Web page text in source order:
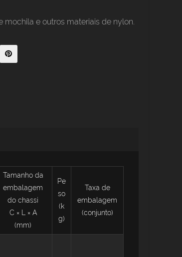
e outros materiais de nylon.
Tamanho da
embalagem
do chassi
C × L × A
(mm)
Pe
so
(k
g)
Taxa de
embalagem
(conjunto)